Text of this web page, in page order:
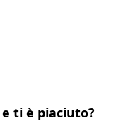
ti è piaciuto?